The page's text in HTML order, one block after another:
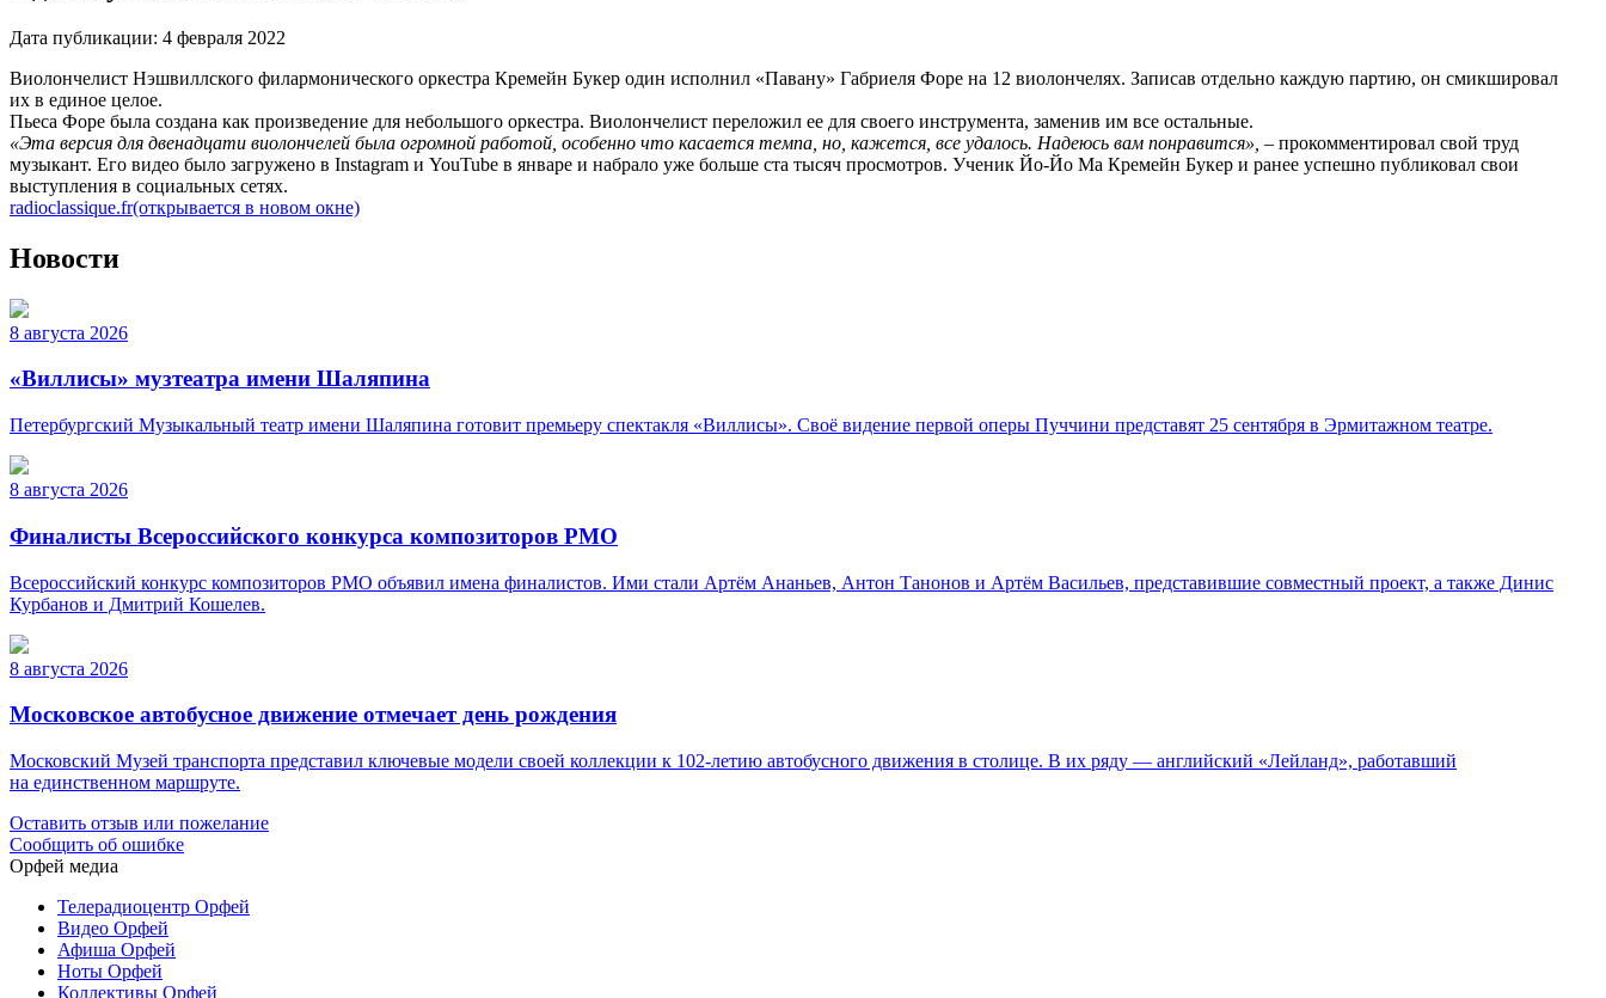
Дата публикации: 4 февраля 2022
Виолончелист Нэшвиллского филармонического оркестра Кремейн Букер один исполнил «Павану» Габриеля Форе на 12 виолончелях. Записав отдельно каждую партию, он смикшировал
их в единое целое.
Пьеса Форе была создана как произведение для небольшого оркестра. Виолончелист переложил ее для своего инструмента, заменив им все остальные.
«Эта версия для двенадцати виолончелей была огромной работой, особенно что касается темпа, но, кажется, все удалось. Надеюсь вам понравится», – прокомментировал свой труд
музыкант. Его видео было загружено в Instagram и YouTube в январе и набрало уже больше ста тысяч просмотров. Ученик Йо-Йо Ма Кремейн Букер и ранее успешно публиковал свои
выступления в социальных сетях.
radioclassique.fr(открывается в новом окне)
Новости
8 августа 2026
«Виллисы» музтеатра имени Шаляпина
Петербургский Музыкальный театр имени Шаляпина готовит премьеру спектакля «Виллисы». Своё видение первой оперы Пуччини представят 25 сентября в Эрмитажном театре.
8 августа 2026
Финалисты Всероссийского конкурса композиторов РМО
Всероссийский конкурс композиторов РМО объявил имена финалистов. Ими стали Артём Ананьев, Антон Танонов и Артём Васильев, представившие совместный проект, а также Динис
Курбанов и Дмитрий Кошелев.
8 августа 2026
Московское автобусное движение отмечает день рождения
Московский Музей транспорта представил ключевые модели своей коллекции к 102-летию автобусного движения в столице. В их ряду — английский «Лейланд», работавший
на единственном маршруте.
Оставить отзыв или пожелание
Сообщить об ошибке
Орфей медиа
Телерадиоцентр Орфей
Видео Орфей
Афиша Орфей
Ноты Орфей
Коллективы Орфей